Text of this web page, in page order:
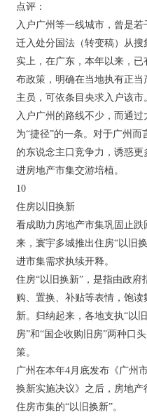
点评：
入户广州等一线城市，曾是
迁入处分国法（转变稿）从
实上，在广东，本年以来，
布政策，明确在当地执有正
主员，可依条目央求入户该市
入户广州的路线不少，而通
为“捷径”的一条。对于广州
的东说念主口竞争力，诱惑
进房地产市集交游培植。
10
住房以旧换新
看成助力房地产市集巩固止跌
来，寰宇多城推出住房“以旧
进市集需求执续开释。
住房“以旧换新”，是指由政
购、置换、补贴等表情，饱
新。归纳起来，各地支执“以
房”和“国企收购旧房”两种口
策。
广州在本年4月底发布《广州
换新实施决议》之后，房地
住房市集的“以旧换新”。